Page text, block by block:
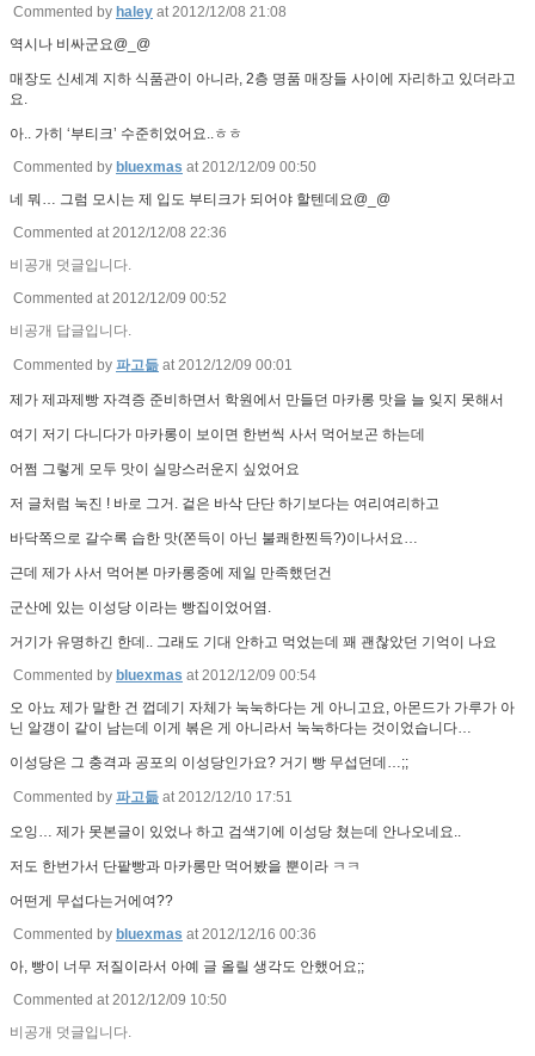
Commented by haley at 2012/12/08 21:08
역시나 비싸군요@_@
매장도 신세계 지하 식품관이 아니라, 2층 명품 매장들 사이에 자리하고 있더라고
요.
아.. 가히 ‘부티크’ 수준히었어요..ㅎㅎ
Commented by bluexmas at 2012/12/09 00:50
네 뭐… 그럼 모시는 제 입도 부티크가 되어야 할텐데요@_@
Commented at 2012/12/08 22:36
비공개 덧글입니다.
Commented at 2012/12/09 00:52
비공개 답글입니다.
Commented by 파고듦 at 2012/12/09 00:01
제가 제과제빵 자격증 준비하면서 학원에서 만들던 마카롱 맛을 늘 잊지 못해서
여기 저기 다니다가 마카롱이 보이면 한번씩 사서 먹어보곤 하는데
어쩜 그렇게 모두 맛이 실망스러운지 싶었어요
저 글처럼 눅진 ! 바로 그거. 겉은 바삭 단단 하기보다는 여리여리하고
바닥쪽으로 갈수록 습한 맛(쫀득이 아닌 불쾌한찐득?)이나서요…
근데 제가 사서 먹어본 마카롱중에 제일 만족했던건
군산에 있는 이성당 이라는 빵집이었어염.
거기가 유명하긴 한데.. 그래도 기대 안하고 먹었는데 꽤 괜찮았던 기억이 나요
Commented by bluexmas at 2012/12/09 00:54
오 아뇨 제가 말한 건 껍데기 자체가 눅눅하다는 게 아니고요, 아몬드가 가루가 아
닌 알갱이 같이 남는데 이게 볶은 게 아니라서 눅눅하다는 것이었습니다…
이성당은 그 충격과 공포의 이성당인가요? 거기 빵 무섭던데…;;
Commented by 파고듦 at 2012/12/10 17:51
오잉… 제가 못본글이 있었나 하고 검색기에 이성당 쳤는데 안나오네요..
저도 한번가서 단팥빵과 마카롱만 먹어봤을 뿐이라 ㅋㅋ
어떤게 무섭다는거에여??
Commented by bluexmas at 2012/12/16 00:36
아, 빵이 너무 저질이라서 아예 글 올릴 생각도 안했어요;;
Commented at 2012/12/09 10:50
비공개 덧글입니다.